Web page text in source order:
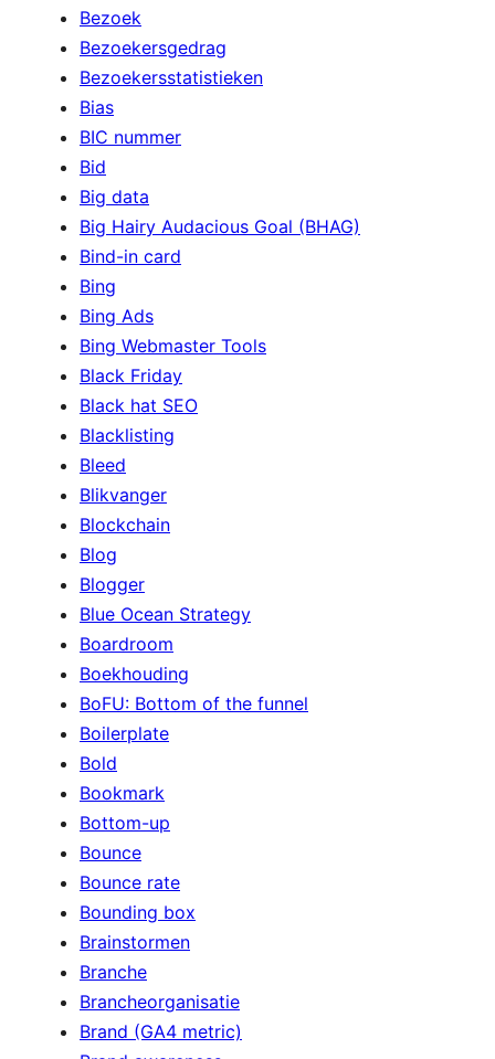
Bezoek
Bezoekersgedrag
Bezoekersstatistieken
Bias
BIC nummer
Bid
Big data
Big Hairy Audacious Goal (BHAG)
Bind-in card
Bing
Bing Ads
Bing Webmaster Tools
Black Friday
Black hat SEO
Blacklisting
Bleed
Blikvanger
Blockchain
Blog
Blogger
Blue Ocean Strategy
Boardroom
Boekhouding
BoFU: Bottom of the funnel
Boilerplate
Bold
Bookmark
Bottom-up
Bounce
Bounce rate
Bounding box
Brainstormen
Branche
Brancheorganisatie
Brand (GA4 metric)